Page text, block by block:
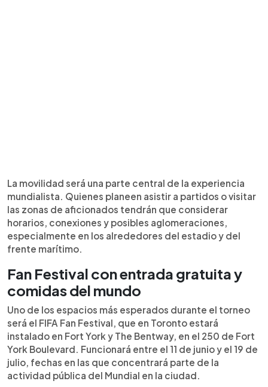
La movilidad será una parte central de la experiencia
mundialista. Quienes planeen asistir a partidos o visitar
las zonas de aficionados tendrán que considerar
horarios, conexiones y posibles aglomeraciones,
especialmente en los alrededores del estadio y del
frente marítimo.
Fan Festival con entrada gratuita y
comidas del mundo
Uno de los espacios más esperados durante el torneo
será el FIFA Fan Festival, que en Toronto estará
instalado en Fort York y The Bentway, en el 250 de Fort
York Boulevard. Funcionará entre el 11 de junio y el 19 de
julio, fechas en las que concentrará parte de la
actividad pública del Mundial en la ciudad.